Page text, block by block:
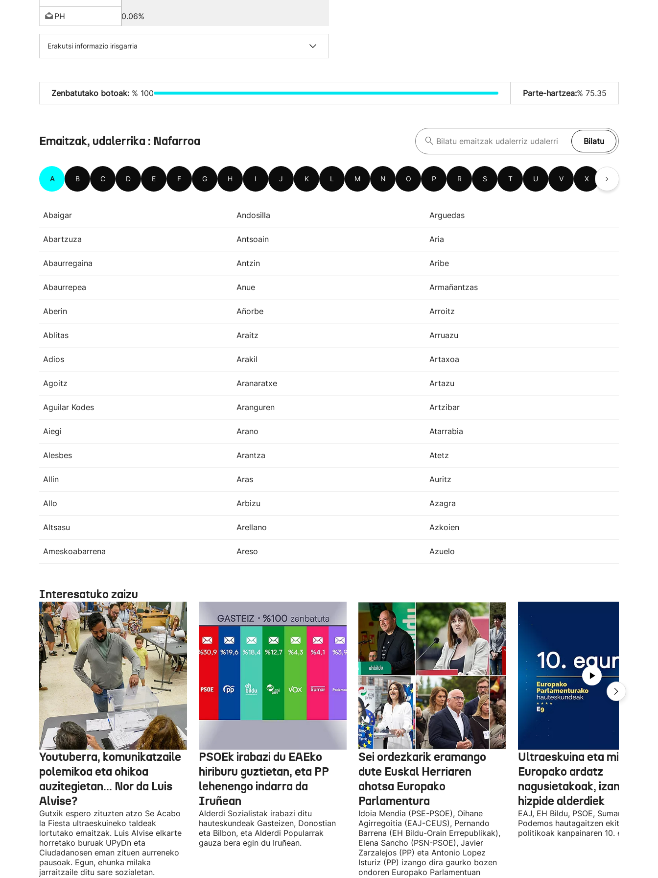
PH
0.06%
Erakutsi informazio irisgarria
Zenbatutako botoak: % 100 Parte-hartzea:% 75.35
Emaitzak, udalerrika : Nafarroa Bilatu
A B C D E F G H I J K L M N O P R S T U V X
Abaigar Andosilla Arguedas
Abartzuza Antsoain Aria
Abaurregaina Antzin Aribe
Abaurrepea Anue Armañantzas
Aberin Añorbe Arroitz
Ablitas Araitz Arruazu
Adios Arakil Artaxoa
Agoitz Aranaratxe Artazu
Aguilar Kodes Aranguren Artzibar
Aiegi Arano Atarrabia
Alesbes Arantza Atetz
Allin Aras Auritz
Allo Arbizu Azagra
Altsasu Arellano Azkoien
Ameskoabarrena Areso Azuelo
Interesatuko zaizu
Youtuberra, komunikatzaile
polemikoa eta ohikoa
auzitegietan... Nor da Luis
Alvise?
Gutxik espero zituzten atzo Se Acabo
la Fiesta ultraeskuineko taldeak
lortutako emaitzak. Luis Alvise elkarte
horretako buruak UPyDn eta
Ciudadanosen eman zituen aurreneko
pausoak. Egun, ehunka milaka
jarraitzaile ditu sare sozialetan.
PSOEk irabazi du EAEko
hiriburu guztietan, eta PP
lehenengo indarra da
Iruñean
Alderdi Sozialistak irabazi ditu
hauteskundeak Gasteizen, Donostian
eta Bilbon, eta Alderdi Popularrak
gauza bera egin du Iruñean.
Sei ordezkarik eramango
dute Euskal Herriaren
ahotsa Europako
Parlamentura
Idoia Mendia (PSE-PSOE), Oihane
Agirregoitia (EAJ-CEUS), Pernando
Barrena (EH Bildu-Orain Errepublikak),
Elena Sancho (PSN-PSOE), Javier
Zarzalejos (PP) eta Antonio Lopez
Isturiz (PP) izango dira gaurko bozen
ondoren Europako Parlamentuan
Ultraeskuina eta
Europako ardatz
nagusietakoak, izan dituzte
hizpide alderdiek
EAJ, EH Bildu, PSOE, Sumar, PP eta
Podemos hautagaitzen ekitaldi
politikoak kanpainaren 10. egunean.